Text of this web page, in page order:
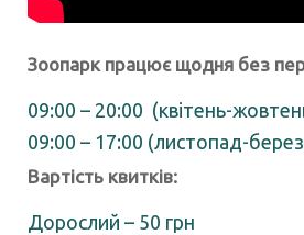
Зоопарк працює щодня без
09:00 – 20:00 (квітень-
09:00 – 17:00 (листопад-
Вартість квитків:
Дорослий – 50 грн